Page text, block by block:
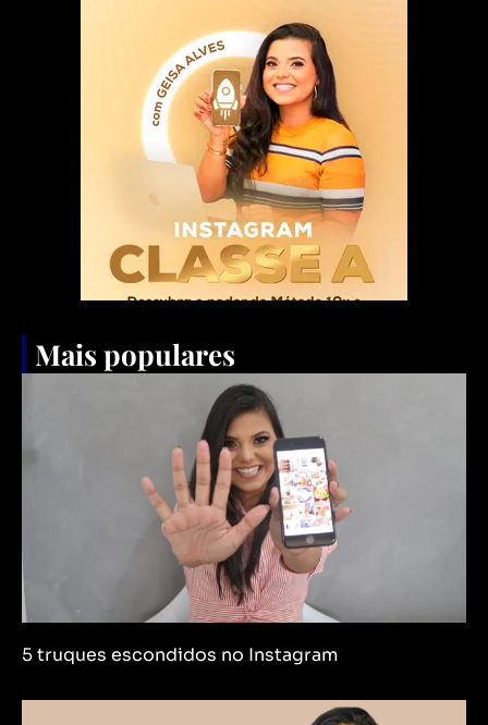
Mais populares
5 truques escondidos no Instagram